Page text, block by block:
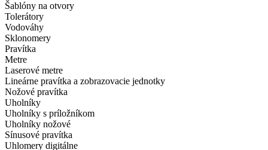
Šablóny na otvory
Tolerátory
Vodováhy
Sklonomery
Pravítka
Metre
Laserové metre
Lineárne pravítka a zobrazovacie jednotky
Nožové pravítka
Uholníky
Uholníky s príložníkom
Uholníky nožové
Sínusové pravítka
Uhlomery digitálne